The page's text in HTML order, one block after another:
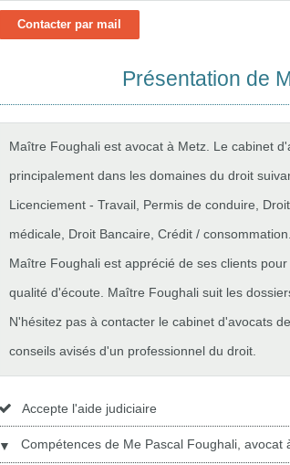
Contacter par mail
Présentation de
Maître Foughali est avocat à Metz. Le cabinet
principalement dans les domaines du droit
Licenciement - Travail, Permis de conduire,
médicale, Droit Bancaire, Crédit / consommation.
Maître Foughali est apprécié de ses clients
qualité d'écoute. Maître Foughali suit les
N'hésitez pas à contacter le cabinet d'avocats
conseils avisés d'un professionnel du droit.
Accepte l'aide judiciaire
▼ Compétences de Me Pascal Foughali, avocat